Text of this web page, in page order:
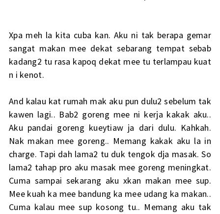
Xpa meh la kita cuba kan. Aku ni tak berapa gemar
sangat makan mee dekat sebarang tempat sebab
kadang2 tu rasa kapoq dekat mee tu terlampau kuat
n i kenot.
And kalau kat rumah mak aku pun dulu2 sebelum tak
kawen lagi.. Bab2 goreng mee ni kerja kakak aku..
Aku pandai goreng kueytiaw ja dari dulu. Kahkah.
Nak makan mee goreng.. Memang kakak aku la in
charge. Tapi dah lama2 tu duk tengok dja masak. So
lama2 tahap pro aku masak mee goreng meningkat.
Cuma sampai sekarang aku xkan makan mee sup.
Mee kuah ka mee bandung ka mee udang ka makan..
Cuma kalau mee sup kosong tu.. Memang aku tak